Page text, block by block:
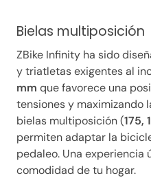
Bielas multiposición
ZBike Infinity ha sido
y triatletas exigentes al
mm que favorece una
tensiones y maximizando
bielas multiposición (175,
permiten adaptar la
pedaleo. Una experiencia
comodidad de tu hogar.